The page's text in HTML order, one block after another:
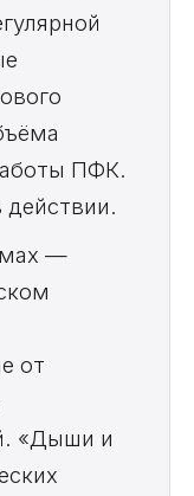
ПФК.
действии.
—
от
«Дыши и